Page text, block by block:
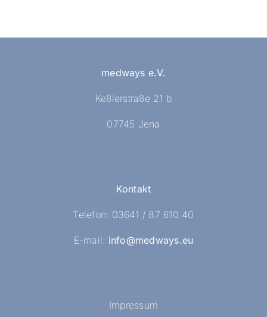
medways e.V.
Keßlerstraße 21 b
07745 Jena
Kontakt
Telefon: 03641 / 87 610 40
E-mail: info@medways.eu
Impressum